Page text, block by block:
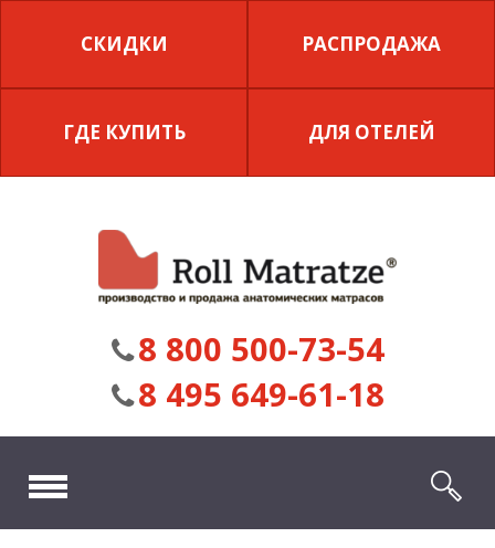
СКИДКИ РАСПРОДАЖА
ГДЕ КУПИТЬ ДЛЯ ОТЕЛЕЙ
8 800 500-73-54
8 495 649-61-18